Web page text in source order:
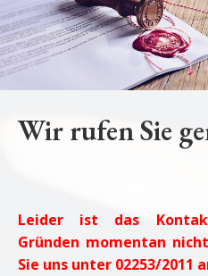
Wir rufen Sie
Leider ist das
Gründen momentan
Sie uns unter 02253/2011